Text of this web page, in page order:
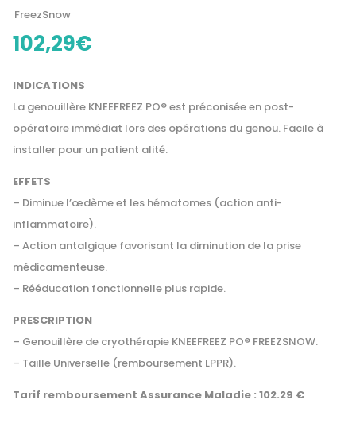
FreezSnow
102,29€
INDICATIONS
La genouillère KNEEFREEZ PO® est préconisée en post-
opératoire immédiat lors des opérations du genou. Facile à
installer pour un patient alité.
EFFETS
– Diminue l’œdème et les hématomes (action anti-
inflammatoire).
– Action antalgique favorisant la diminution de la prise
médicamenteuse.
– Rééducation fonctionnelle plus rapide.
PRESCRIPTION
– Genouillère de cryothérapie KNEEFREEZ PO® FREEZSNOW.
– Taille Universelle (remboursement LPPR).
Tarif remboursement Assurance Maladie : 102.29 €